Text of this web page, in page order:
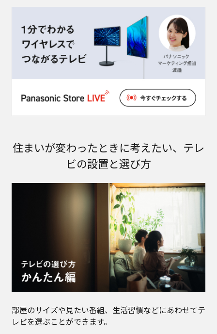
住まいが変わったときに考えたい、​テレ
ビの設置と選び方​
部屋のサイズや見たい番組、生活習慣などにあわせてテ
レビを選ぶことができます。